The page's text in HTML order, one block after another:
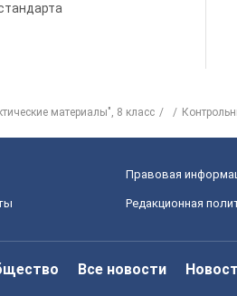
материалы", 8 класс
Правовая
Редакционная
Все новости